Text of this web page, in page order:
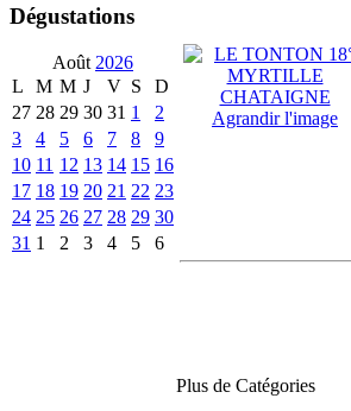
Dégustations
Août 2026
L
M M J V S
D
27 28 29 30 31 1
2
3
4 5 6 7 8
9
10 11 12 13 14 15 16
17 18 19 20 21 22 23
24 25 26 27 28 29 30
31 1 2 3 4 5 6
Agrandir l'image
Plus de Catégories